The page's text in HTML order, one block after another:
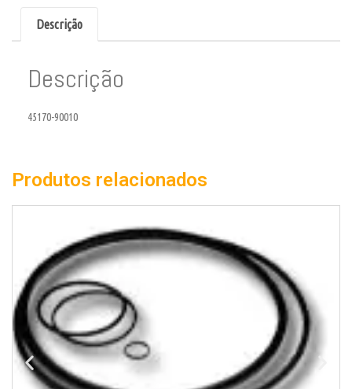
Descrição
Descrição
45170-90010
Produtos relacionados